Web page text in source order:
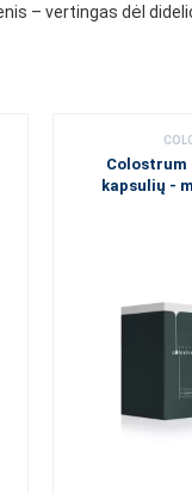
– vertingas dėl
Colostrum
kapsulių -